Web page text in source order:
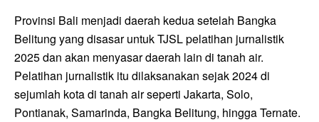
Provinsi Bali menjadi daerah kedua setelah Bangka
Belitung yang disasar untuk TJSL pelatihan jurnalistik
2025 dan akan menyasar daerah lain di tanah air.
Pelatihan jurnalistik itu dilaksanakan sejak 2024 di
sejumlah kota di tanah air seperti Jakarta, Solo,
Pontianak, Samarinda, Bangka Belitung, hingga Ternate.